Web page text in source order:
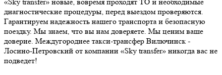
«Sky transfer» новые, вовремя проходят ТО и необходимые
диагностические процедуры, перед выездом проверяются.
Гарантируем надежность нашего транспорта и безопасную
поездку. Мы знаем, что вы нам доверяете. Мы ценим ваше
доверие. Междугороднее такси-трансфер Вилючинск -
Лосино-Петровский от компании «Sky transfer» никогда вас не
подведет!